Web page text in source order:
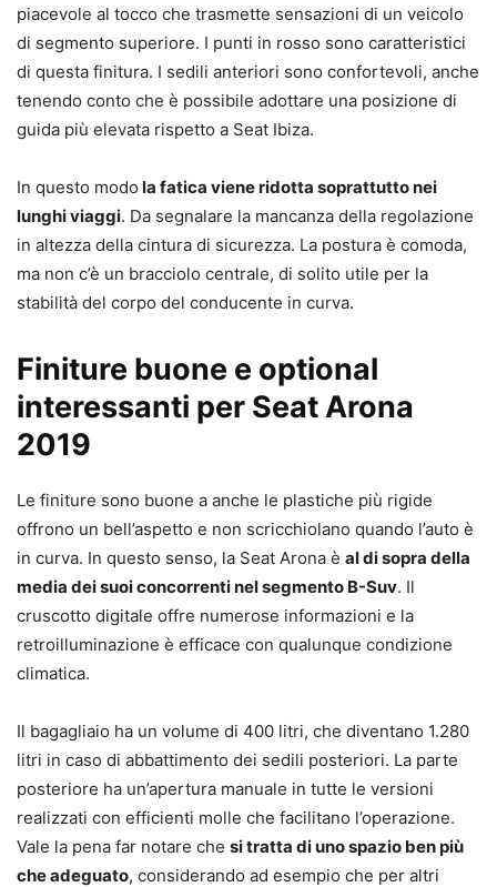
piacevole al tocco che trasmette sensazioni di un veicolo
di segmento superiore. I punti in rosso sono caratteristici
di questa finitura. I sedili anteriori sono confortevoli, anche
tenendo conto che è possibile adottare una posizione di
guida più elevata rispetto a Seat Ibiza.
In questo modo la fatica viene ridotta soprattutto nei
lunghi viaggi. Da segnalare la mancanza della regolazione
in altezza della cintura di sicurezza. La postura è comoda,
ma non c’è un bracciolo centrale, di solito utile per la
stabilità del corpo del conducente in curva.
Finiture buone e optional
interessanti per Seat Arona
2019
Le finiture sono buone a anche le plastiche più rigide
offrono un bell’aspetto e non scricchiolano quando l’auto è
in curva. In questo senso, la Seat Arona è al di sopra della
media dei suoi concorrenti nel segmento B-Suv. Il
cruscotto digitale offre numerose informazioni e la
retroilluminazione è efficace con qualunque condizione
climatica.
Il bagagliaio ha un volume di 400 litri, che diventano 1.280
litri in caso di abbattimento dei sedili posteriori. La parte
posteriore ha un’apertura manuale in tutte le versioni
realizzati con efficienti molle che facilitano l’operazione.
Vale la pena far notare che si tratta di uno spazio ben più
che adeguato, considerando ad esempio che per altri